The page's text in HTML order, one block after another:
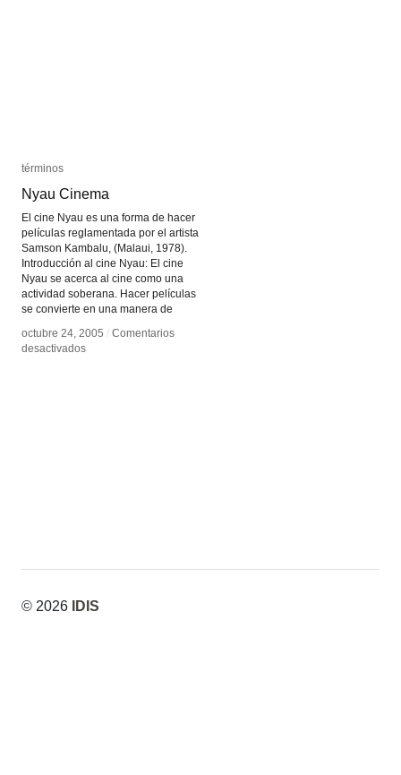
términos
Nyau Cinema
El cine Nyau es una forma de hacer
películas reglamentada por el artista
Samson Kambalu, (Malaui, 1978).
Introducción al cine Nyau: El cine
Nyau se acerca al cine como una
actividad soberana. Hacer películas
se convierte en una manera de
octubre 24, 2005 / Comentarios
desactivadosen
términos
Nyau Cinema
octubre 24, 2005 / Comentarios
desactivadosen
© 2026 IDIS